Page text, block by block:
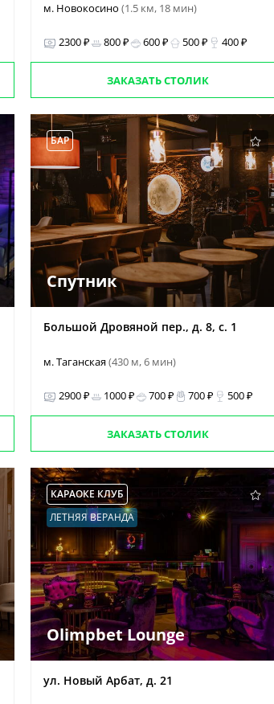
м. Новокосино (1.5 км, 18 мин)
2300 ₽ 800 ₽ 600 ₽ 500 ₽ 400 ₽
ЗАКАЗАТЬ СТОЛИК
БАР
Спутник
Большой Дровяной пер., д. 8, с. 1
м. Таганская(430 м, 6 мин)
2900 ₽ 1000 ₽ 700 ₽ 700 ₽ 500 ₽
ЗАКАЗАТЬ СТОЛИК
КАРАОКЕ КЛУБ
ЛЕТНЯЯ ВЕРАНДА
Olimpbet Lounge
ул. Новый Арбат, д. 21